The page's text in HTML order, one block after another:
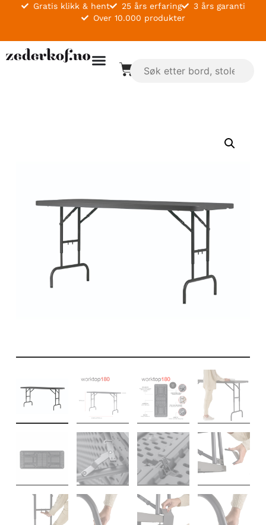
Gratis klikk & hent 25 års erfaring
3 års garanti
Over 10.000 produkter